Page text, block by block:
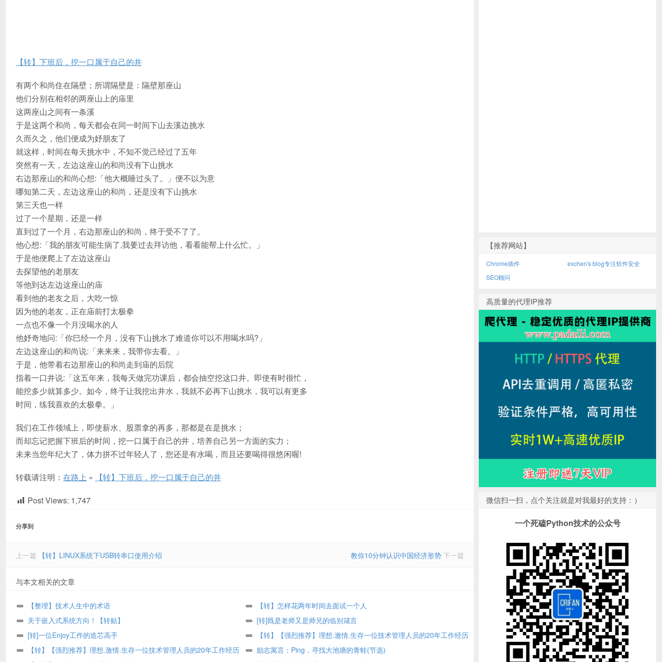
【转】下班后，挖一口属于自己的井
有两个和尚住在隔壁；所谓隔壁是：隔壁那座山
他们分别在相邻的两座山上的庙里
这两座山之间有一条溪
于是这两个和尚，每天都会在同一时间下山去溪边挑水
久而久之，他们便成为妤朋友了
就这样，时间在每天挑水中，不知不觉己经过了五年
突然有一天，左边这座山的和尚没有下山挑水
右边那座山的和尚心想:「他大概睡过头了。」便不以为意
哪知第二天，左边这座山的和尚，还是没有下山挑水
第三天也一样
过了一个星期，还是一样
直到过了一个月，右边那座山的和尚，终于受不了了。
他心想:「我的朋友可能生病了,我要过去拜访他，看看能帮上什么忙。」
于是他便爬上了左边这座山
去探望他的老朋友
等他到达左边这座山的庙
看到他的老友之后，大吃一惊
因为他的老友，正在庙前打太极拳
一点也不像一个月没喝水的人
他妤奇地问:「你巳经一个月，没有下山挑水了难道你可以不用喝水吗?」
左边这座山的和尚说:「来来来，我带你去看。」
于是，他带着右边那座山的和尚走到庙的后院
指着一口井说:「这五年来，我每天做完功课后，都会抽空挖这口井。即使有时很忙，
能挖多少就算多少。如今，终于让我挖出井水，我就不必再下山挑水，我可以有更多
时间，练我喜欢的太极拳。」
我们在工作领域上，即使薪水、股票拿的再多，那都是在是挑水；
而却忘记把握下班后的时间，挖一口属于自己的井，培养自己另一方面的实力；
未来当您年纪大了，体力拼不过年轻人了，您还是有水喝，而且还要喝得很悠闲喔!
转载请注明： 在路上 » 【转】下班后，挖一口属于自己的井
Post Views: 1,747
分享到
上一篇 【转】LINUX系统下USB转串口使用介绍 教你10分钟认识中国经济形势 下一篇
与本文相关的文章
【整理】技术人生中的术语
【转】怎样花两年时间去面试一个人
关于嵌入式系统方向！【转贴】
[转]既是老师又是师兄的临别箴言
[转]一位Enjoy工作的造芯高手
【转】【强烈推荐】理想.激情.生存一位技术管理人员的20年工作经历
和感悟【下】
【转】【强烈推荐】理想.激情.生存一位技术管理人员的20年工作经历
励志寓言：Ping，寻找大池塘的青蛙(节选)
【推荐网站】
Chrome插件
exchen's blog专注软件安全
SEO顾问
高质量的代理IP推荐
微信扫一扫，点个关注就是对我最好的支持：）
一个死磕Python技术的公众号